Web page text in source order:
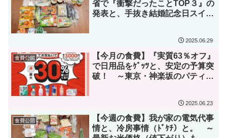
省で『衝撃だったことTOP３』の
発表と、手抜き結婚記念日スイー
2025.06.29
食費公開
【今月の食費】『実質63％オフ』
で日用品をｹﾞｯﾂと、安定の予算突
破！ ～東京・神楽坂のパティス
2025.06.23
食費公開
【今週の食費】我が家の電気代事
情と、冷房事情（ﾄﾞｹﾁ）と。 ～